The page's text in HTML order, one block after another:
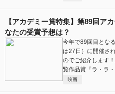
【アカデミー賞特集】第89回ア
なたの受賞予想は？
今年で89回目とな
は27日）に開催さ
のでご紹介します
覧作品賞『ラ・ラ
映画